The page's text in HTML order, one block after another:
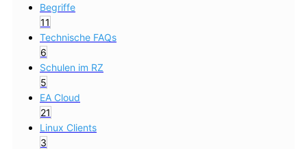
Begriffe
11
Technische FAQs
6
Schulen im RZ
5
EA Cloud
21
Linux Clients
3